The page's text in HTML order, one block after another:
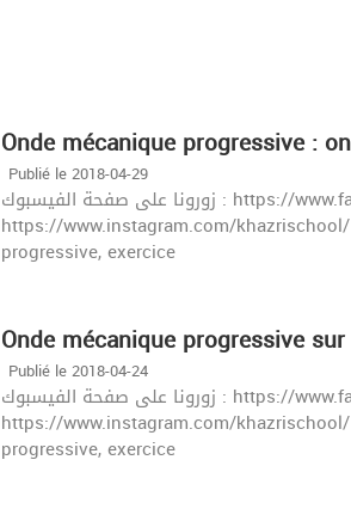
Onde mécanique progressive :
Publié le 2018-04-29
زورونا على صفحة الفيسبوك : https://www.facebook.com/khazrischool/
https://www.instagram.com/khazrischool/ الموقع :khazrischool.com الهاتف : 21923415 onde
progressive, exercice
Onde mécanique progressive
Publié le 2018-04-24
زورونا على صفحة الفيسبوك : https://www.facebook.com/khazrischool/
https://www.instagram.com/khazrischool/ الموقع :khazrischool.com الهاتف : 21923415 onde
progressive, exercice